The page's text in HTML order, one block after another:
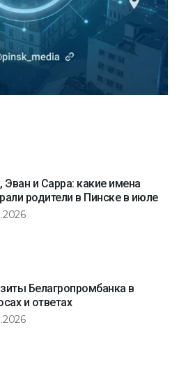
Эван и Сарра: какие имена
родители в Пинске в июле
Белагропромбанка в
и ответах